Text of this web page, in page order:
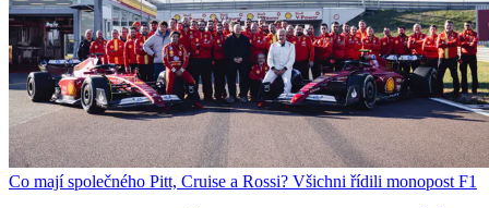
Co mají společného Pitt, Cruise a Rossi? Všichni řídili monopost F1